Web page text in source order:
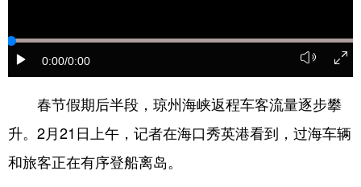
0:00/0:00
春节假期后半段，琼州海峡返程车客流量逐步攀
升。2月21日上午，记者在海口秀英港看到，过海车辆
和旅客正在有序登船离岛。